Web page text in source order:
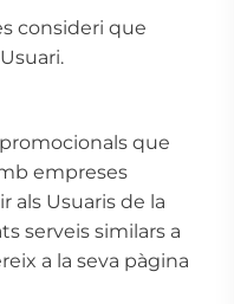
consideri que
que
empreses
als Usuaris de la
serveis similars a
a la seva pàgina